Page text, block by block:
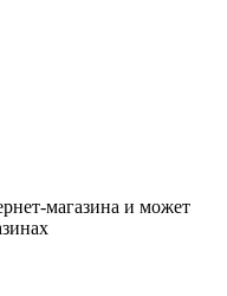
магазина и может